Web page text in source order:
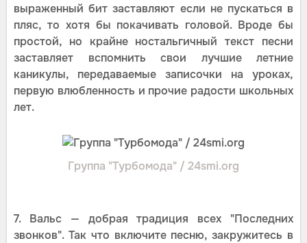
выраженный бит заставляют если не пускаться в
пляс, то хотя бы покачивать головой. Вроде бы
простой, но крайне ностальгичный текст песни
заставляет вспомнить свои лучшие летние
каникулы, передаваемые записочки на уроках,
первую влюбленность и прочие радости школьных
лет.
Группа "Турбомода" / 24smi.org
7. Вальс — добрая традиция всех "Последних
звонков". Так что включите песню, закружитесь в